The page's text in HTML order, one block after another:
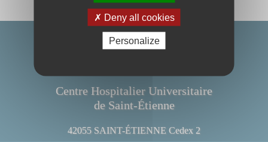
Centre Hospitalier Universitaire
de Saint-Étienne
42055 SAINT-ÉTIENNE Cedex 2
Deny all cookies
Personalize